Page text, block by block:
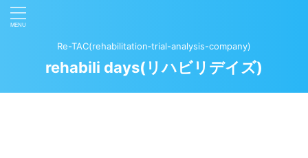
Re-TAC(rehabilitation‐trial-analysis-company)
rehabili days(リハビリデイズ)